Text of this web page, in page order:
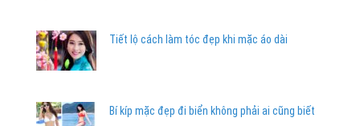
Tiết lộ cách làm tóc đẹp khi mặc áo dài
Bí kíp mặc đẹp đi biển không phải ai cũng biết